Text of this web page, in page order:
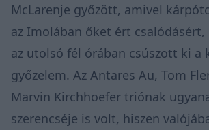
McLarenje győzött, amivel
az Imolában őket ért csalódásért,
az utolsó fél órában csúszott ki a
győzelem. Az Antares Au, Tom
Marvin Kirchhoefer triónak
szerencséje is volt, hiszen